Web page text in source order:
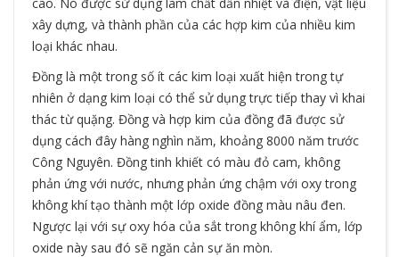
xây dựng, và thành phần của các hợp kim của nhiều kim
loại khác nhau.
Đồng là một trong số ít các kim loại xuất hiện trong tự
nhiên ở dạng kim loại có thể sử dụng trực tiếp thay vì khai
thác từ quặng. Đồng và hợp kim của đồng đã được sử
dụng cách đây hàng nghìn năm, khoảng 8000 năm trước
Công Nguyên. Đồng tinh khiết có màu đỏ cam, không
phản ứng với nước, nhưng phản ứng chậm với oxy trong
không khí tạo thành một lớp oxide đồng màu nâu đen.
Ngược lại với sự oxy hóa của sắt trong không khí ẩm, lớp
oxide này sau đó sẽ ngăn cản sự ăn mòn.